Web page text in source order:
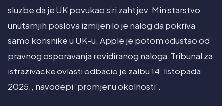
sluzbe da je UK povukao siri zahtjev, Ministarstvo
unutarnjih poslova izmijenilo je nalog da pokriva
samo korisnike u UK-u. Apple je potom odustao od
pravnog osporavanja revidiranog naloga. Tribunal za
istrazivacke ovlasti odbacio je zalbu 14. listopada
2025., navodepi 'promjenu okolnosti'.